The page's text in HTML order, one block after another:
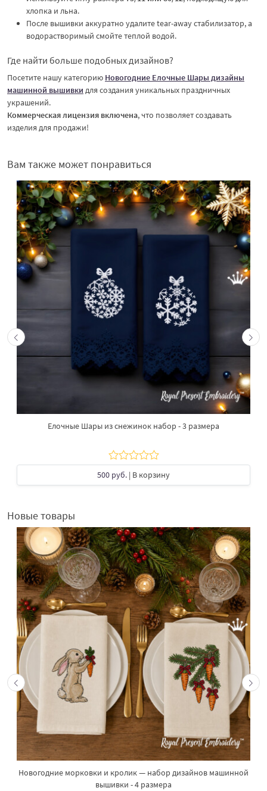
хлопка и льна.
После вышивки аккуратно удалите tear-away стабилизатор, а
водорастворимый смойте теплой водой.
Где найти больше подобных дизайнов?
Посетите нашу категорию Новогодние Елочные Шары дизайны
машинной вышивки для создания уникальных праздничных
украшений.
Коммерческая лицензия включена, что позволяет создавать
изделия для продажи!
Вам также может понравиться
Елочные Шары из снежинок набор - 3 размера
500 руб. | В корзину
Новые товары
Новогодние морковки и кролик — набор дизайнов машинной
вышивки - 4 размера